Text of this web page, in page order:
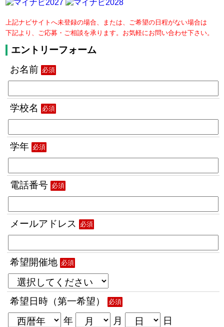
上記ナビサイトへ未登録の場合、または、ご希望の日程がない場合は
下記より、ご応募・ご相談を承ります。お気軽にお問い合わせ下さい。
エントリーフォーム
お名前 必須
学校名 必須
学年 必須
電話番号 必須
メールアドレス 必須
希望開催地 必須
希望日時（第一希望） 必須
年 月
日